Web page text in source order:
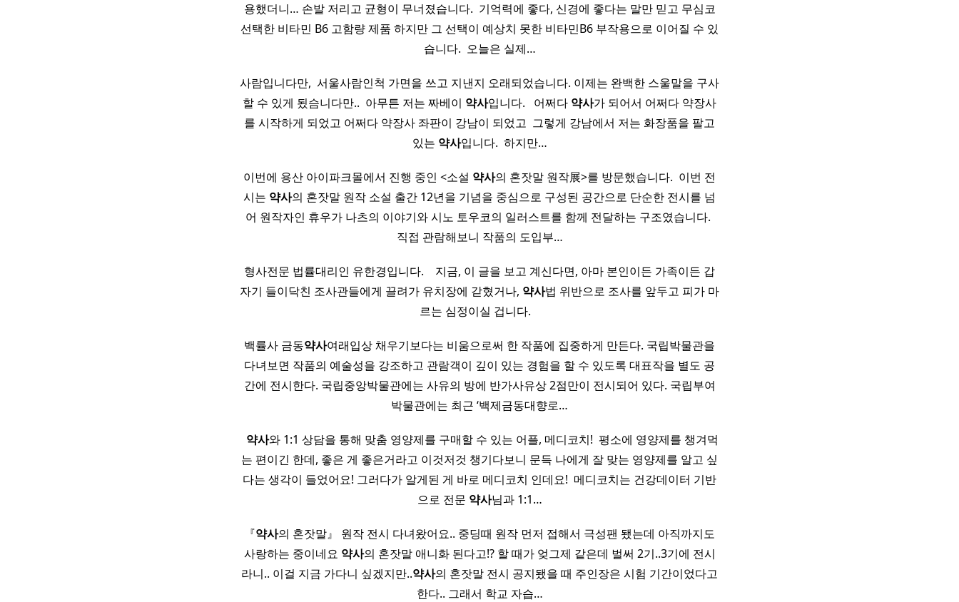
용했더니… 손발 저리고 균형이 무너졌습니다. ​ 기억력에 좋다, 신경에 좋다는 말만 믿고 무심코
선택한 비타민 B6 고함량 제품 하지만 그 선택이 예상치 못한 비타민B6 부작용으로 이어질 수 있
습니다. ​ 오늘은 실제…
사람입니다만, ​ 서울사람인척 가면을 쓰고 지낸지 오래되었습니다. 이제는 완백한 스울말을 구사
할 수 있게 됬슴니다만.. ​ 아무튼 저는 짜베이 약사입니다. ​ ​ 어쩌다 약사가 되어서 어쩌다 약장사
를 시작하게 되었고 어쩌다 약장사 좌판이 강남이 되었고 ​ 그렇게 강남에서 저는 화장품을 팔고
있는 약사입니다. ​ 하지만…
이번에 용산 아이파크몰에서 진행 중인 <소설 약사의 혼잣말 원작展>를 방문했습니다. ​ 이번 전
시는 약사의 혼잣말 원작 소설 출간 12년을 기념을 중심으로 구성된 공간으로 단순한 전시를 넘
어 원작자인 휴우가 나츠의 이야기와 시노 토우코의 일러스트를 함께 전달하는 구조였습니다. ​
직접 관람해보니 작품의 도입부…
형사전문 법률대리인 유한경입니다. ​ ​ ​ 지금, 이 글을 보고 계신다면, 아마 본인이든 가족이든 갑
자기 들이닥친 조사관들에게 끌려가 유치장에 갇혔거나, 약사법 위반으로 조사를 앞두고 피가 마
르는 심정이실 겁니다. ​ ​ ​
백률사 금동약사여래입상 채우기보다는 비움으로써 한 작품에 집중하게 만든다. 국립박물관을
다녀보면 작품의 예술성을 강조하고 관람객이 깊이 있는 경험을 할 수 있도록 대표작을 별도 공
간에 전시한다. 국립중앙박물관에는 사유의 방에 반가사유상 2점만이 전시되어 있다. 국립부여
박물관에는 최근 ‘백제금동대향로…
약사와 1:1 상담을 통해 맞춤 영양제를 구매할 수 있는 어플, 메디코치! ​ 평소에 영양제를 챙겨먹
는 편이긴 한데, 좋은 게 좋은거라고 이것저것 챙기다보니 문득 나에게 잘 맞는 영양제를 알고 싶
다는 생각이 들었어요! 그러다가 알게된 게 바로 메디코치 인데요! ​ 메디코치는 건강데이터 기반
으로 전문 약사님과 1:1…
『약사의 혼잣말』 원작 전시 다녀왔어요.. 중딩때 원작 먼저 접해서 극성팬 됐는데 아직까지도
사랑하는 중이네요 약사의 혼잣말 애니화 된다고!? 할 때가 엊그제 같은데 벌써 2기..3기에 전시
라니.. 이걸 지금 가다니 싶겠지만..약사의 혼잣말 전시 공지됐을 때 주인장은 시험 기간이었다고
한다.. 그래서 학교 자습…